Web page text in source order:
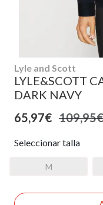
Lyle and Scott
LYLE&SCOTT
DARK NAVY
65,97€ 109,95€
Seleccionar talla
M